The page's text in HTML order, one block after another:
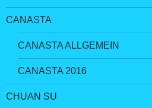
CANASTA
CANASTA ALLGEMEIN
CANASTA 2016
CHUAN SU